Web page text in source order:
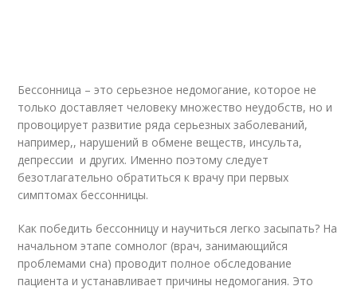
Бессонница – это серьезное недомогание, которое не
только доставляет человеку множество неудобств, но и
провоцирует развитие ряда серьезных заболеваний,
например,, нарушений в обмене веществ, инсульта,
депрессии и других. Именно поэтому следует
безотлагательно обратиться к врачу при первых
симптомах бессонницы.
Как победить бессонницу и научиться легко засыпать? На
начальном этапе сомнолог (врач, занимающийся
проблемами сна) проводит полное обследование
пациента и устанавливает причины недомогания. Это